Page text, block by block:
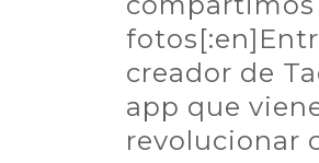
creador de
app que
revolucionar